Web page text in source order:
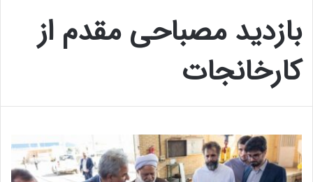
بازدید مصباحی مقدم از
کارخانجات